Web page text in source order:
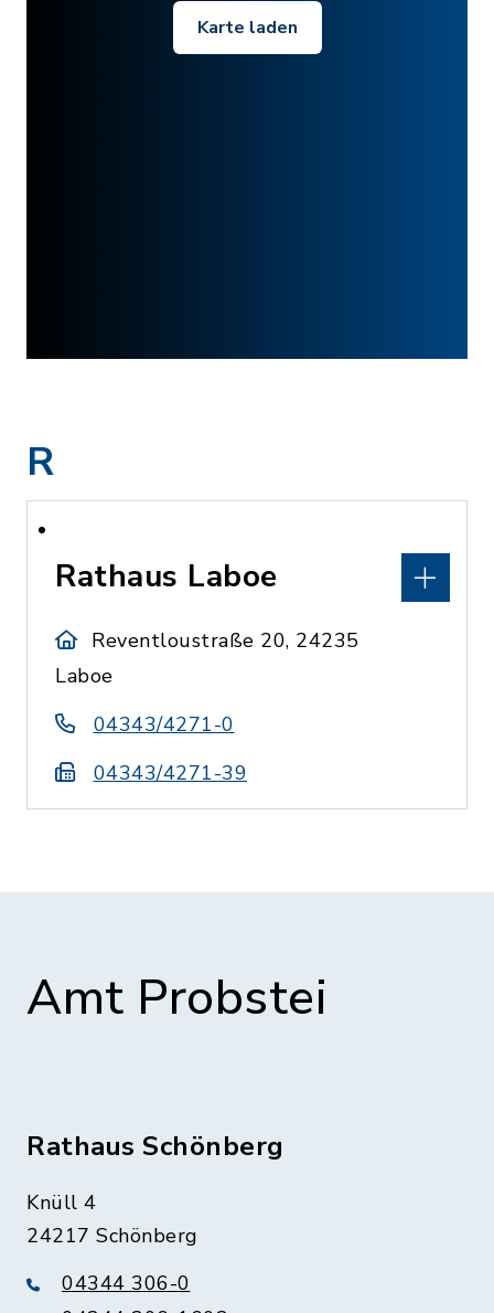
Karte laden
R
Rathaus Laboe
Reventloustraße 20, 24235
Laboe
04343/4271-0
04343/4271-39
Amt Probstei
Rathaus Schönberg
Knüll 4
24217 Schönberg
04344 306-0